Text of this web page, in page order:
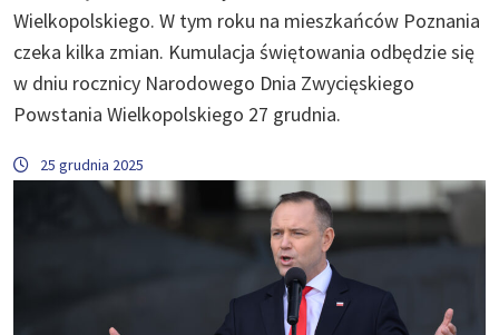
Wielkopolskiego. W tym roku na mieszkańców Poznania
czeka kilka zmian. Kumulacja świętowania odbędzie się
w dniu rocznicy Narodowego Dnia Zwycięskiego
Powstania Wielkopolskiego 27 grudnia.
25 grudnia 2025